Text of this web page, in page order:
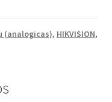
(analogicas), HIKVISION,